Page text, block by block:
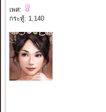
เพศ:
กระทู้: 1,140